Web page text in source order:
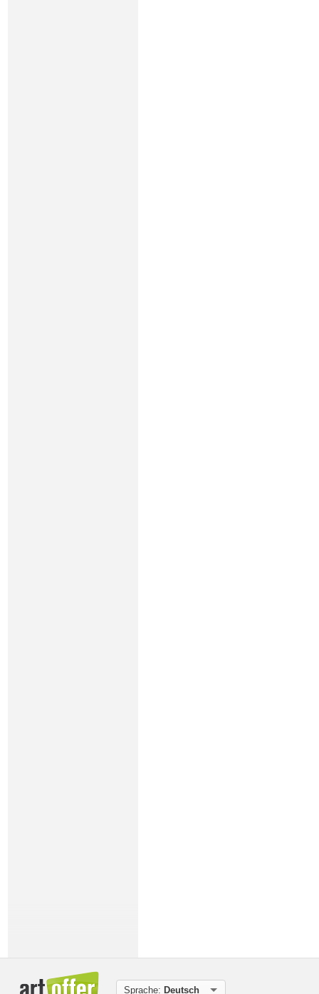
Sprache: Deutsch